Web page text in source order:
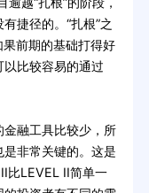
捷径的。“扎根”之
前期的基础打得好
比较容易的通过
融工具比较少，所
非常关键的。这是
比LEVEL II简单一